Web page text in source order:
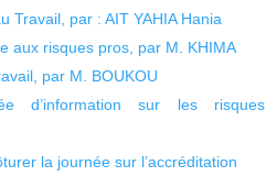
Travail, par : AIT YAHIA Hania
aux risques pros, par M. KHIMA
par M. BOUKOU
d’information sur les risques
la journée sur l’accréditation